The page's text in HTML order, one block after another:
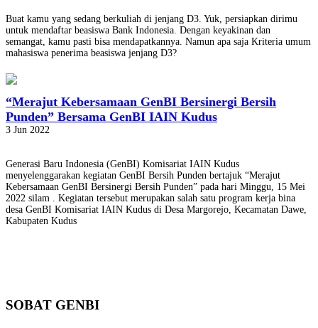
Buat kamu yang sedang berkuliah di jenjang D3. Yuk, persiapkan dirimu
untuk mendaftar beasiswa Bank Indonesia. Dengan keyakinan dan
semangat, kamu pasti bisa mendapatkannya. Namun apa saja Kriteria umum
mahasiswa penerima beasiswa jenjang D3?
“Merajut Kebersamaan GenBI Bersinergi Bersih
Punden” Bersama GenBI IAIN Kudus
3 Jun 2022
Generasi Baru Indonesia (GenBI) Komisariat IAIN Kudus
menyelenggarakan kegiatan GenBI Bersih Punden bertajuk “Merajut
Kebersamaan GenBI Bersinergi Bersih Punden” pada hari Minggu, 15 Mei
2022 silam . Kegiatan tersebut merupakan salah satu program kerja bina
desa GenBI Komisariat IAIN Kudus di Desa Margorejo, Kecamatan Dawe,
Kabupaten Kudus
SOBAT GENBI